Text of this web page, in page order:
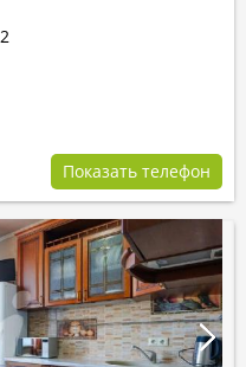
Показать телефон